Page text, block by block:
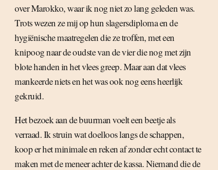
over Marokko, waar ik nog niet zo lang geleden was.
Trots wezen ze mij op hun slagersdiploma en de
hygiënische maatregelen die ze troffen, met een
knipoog naar de oudste van de vier die nog met zijn
blote handen in het vlees greep. Maar aan dat vlees
mankeerde niets en het was ook nog eens heerlijk
gekruid.
Het bezoek aan de buurman voelt een beetje als
verraad. Ik struin wat doelloos langs de schappen,
koop er het minimale en reken af zonder echt contact te
maken met de meneer achter de kassa. Niemand die de